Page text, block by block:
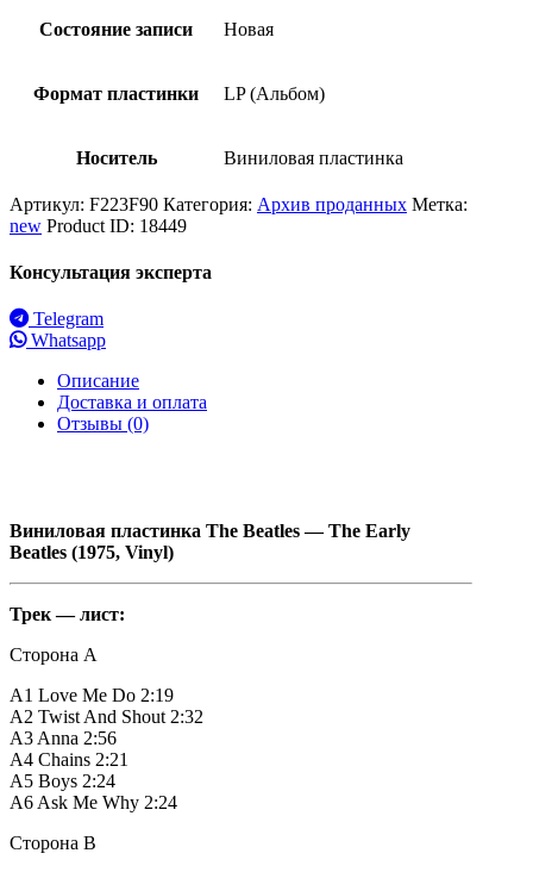
Состояние записи Новая
Формат пластинки LP (Альбом)
Носитель Виниловая пластинка
Артикул: F223F90 Категория: Архив проданных Метка:
new Product ID: 18449
Консультация эксперта
Telegram
Whatsapp
Описание
Доставка и оплата
Отзывы (0)
Виниловая пластинка The Beatles — The Early
Beatles (1975, Vinyl)
Трек — лист:
Сторона A
A1 Love Me Do 2:19
A2 Twist And Shout 2:32
A3 Anna 2:56
A4 Chains 2:21
A5 Boys 2:24
A6 Ask Me Why 2:24
Сторона B